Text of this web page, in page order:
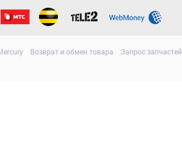
Возврат и обмен товара Запрос запчастей